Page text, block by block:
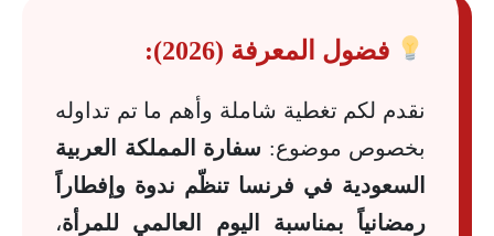
فضول المعرفة (2026):
نقدم لكم تغطية شاملة وأهم ما تم تداوله
بخصوص موضوع: سفارة المملكة العربية
السعودية في فرنسا تنظّم ندوة وإفطاراً
رمضانياً بمناسبة اليوم العالمي للمرأة،